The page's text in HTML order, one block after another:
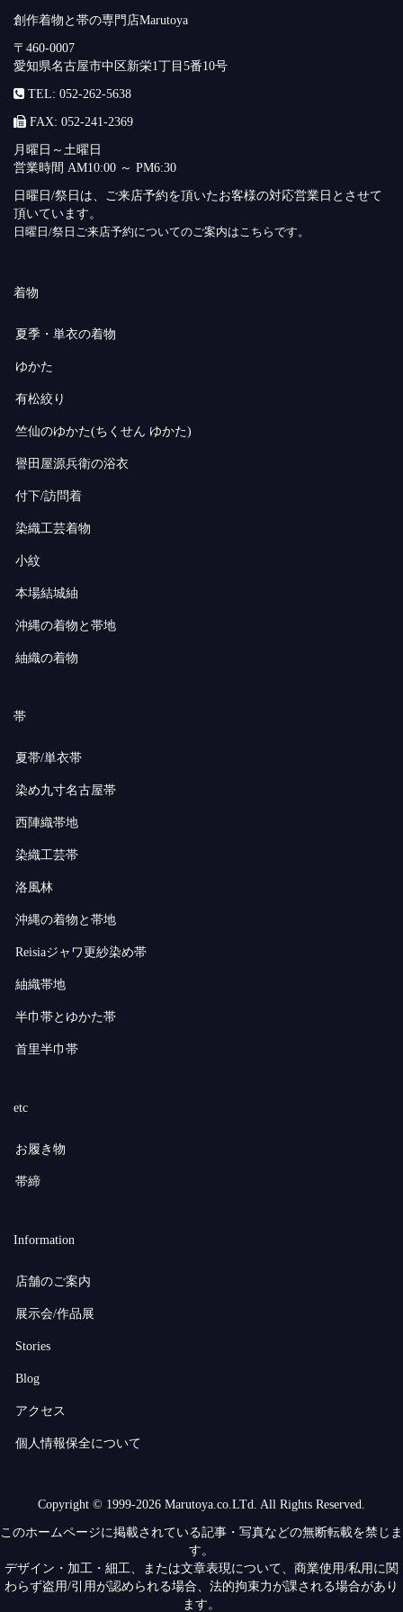
創作着物と帯の専門店Marutoya
〒460-0007
愛知県名古屋市中区新栄1丁目5番10号
TEL: 052-262-5638
FAX: 052-241-2369
月曜日～土曜日
営業時間 AM10:00 ～ PM6:30
日曜日/祭日は、ご来店予約を頂いたお客様の対応営業日とさせて
頂いています。
日曜日/祭日ご来店予約についてのご案内はこちらです。
着物
夏季・単衣の着物
ゆかた
有松絞り
竺仙のゆかた(ちくせん ゆかた)
譽田屋源兵衛の浴衣
付下/訪問着
染織工芸着物
小紋
本場結城紬
沖縄の着物と帯地
紬織の着物
帯
夏帯/単衣帯
染め九寸名古屋帯
西陣織帯地
染織工芸帯
洛風林
沖縄の着物と帯地
Reisiaジャワ更紗染め帯
紬織帯地
半巾帯とゆかた帯
首里半巾帯
etc
お履き物
帯締
Information
店舗のご案内
展示会/作品展
Stories
Blog
アクセス
個人情報保全について
Copyright © 1999-2026 Marutoya.co.LTd. All Rights Reserved.
このホームページに掲載されている記事・写真などの無断転載を禁じま
す。
デザイン・加工・細工、または文章表現について、商業使用/私用に関
わらず盗用/引用が認められる場合、法的拘束力が課される場合があり
ます。